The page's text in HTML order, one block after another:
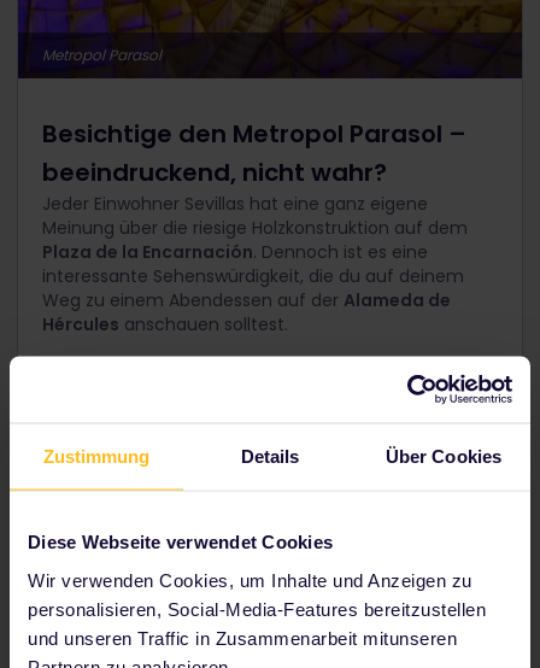
Zustimmung Details Über Cookies
Diese Webseite verwendet Cookies
Wir verwenden Cookies, um Inhalte und Anzeigen zu
personalisieren, Social-Media-Features bereitzustellen
und unseren Traffic in Zusammenarbeit mitunseren
Metropol Parasol
Besichtige den Metropol Parasol –
beeindruckend, nicht wahr?
Jeder Einwohner Sevillas hat eine ganz eigene
Meinung über die riesige Holzkonstruktion auf dem
Plaza de la Encarnación. Dennoch ist es eine
interessante Sehenswürdigkeit, die du auf deinem
Weg zu einem Abendessen auf der Alameda de
Hércules anschauen solltest.
21 Uhr // Die Alameda de Hércules